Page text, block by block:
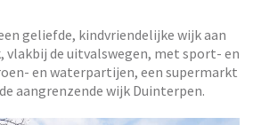
geliefde, kindvriendelijke wijk aan
vlakbij de uitvalswegen, met sport- en
en waterpartijen, een supermarkt
aangrenzende wijk Duinterpen.